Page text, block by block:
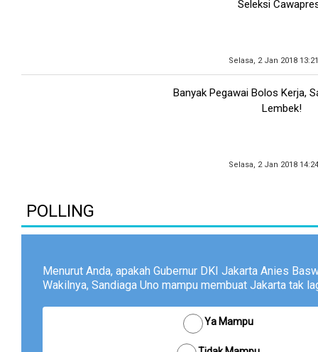
Seleksi
Selasa, 2 Jan 2018
Banyak Pegawai Bolos Kerja,
Lembek!
Selasa, 2 Jan 2018
POLLING
Menurut Anda, apakah Gubernur DKI Jakarta Anies
Wakilnya, Sandiaga Uno mampu membuat Jakarta tak
Ya Mampu